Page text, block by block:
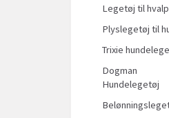
Legetøj til
Plyslegetøj til
Trixie
Dogman
Hundelegetøj